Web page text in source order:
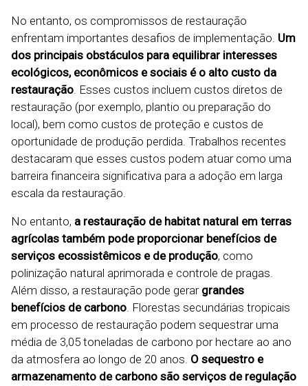
No entanto, os compromissos de restauração
enfrentam importantes desafios de implementação. Um
dos principais obstáculos para equilibrar interesses
ecológicos, econômicos e sociais é o alto custo da
restauração. Esses custos incluem custos diretos de
restauração (por exemplo, plantio ou preparação do
local), bem como custos de proteção e custos de
oportunidade de produção perdida. Trabalhos recentes
destacaram que esses custos podem atuar como uma
barreira financeira significativa para a adoção em larga
escala da restauração.
No entanto, a restauração de habitat natural em terras
agrícolas também pode proporcionar benefícios de
serviços ecossistêmicos e de produção, como
polinização natural aprimorada e controle de pragas.
Além disso, a restauração pode gerar grandes
benefícios de carbono. Florestas secundárias tropicais
em processo de restauração podem sequestrar uma
média de 3,05 toneladas de carbono por hectare ao ano
da atmosfera ao longo de 20 anos. O sequestro e
armazenamento de carbono são serviços de regulação